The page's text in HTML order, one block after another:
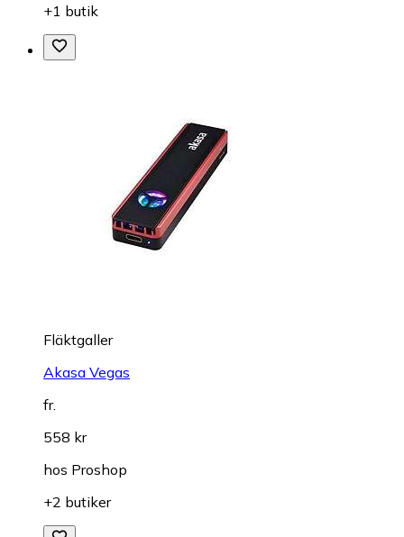
+1 butik
Fläktgaller
Akasa Vegas
fr.
558 kr
hos Proshop
+2 butiker